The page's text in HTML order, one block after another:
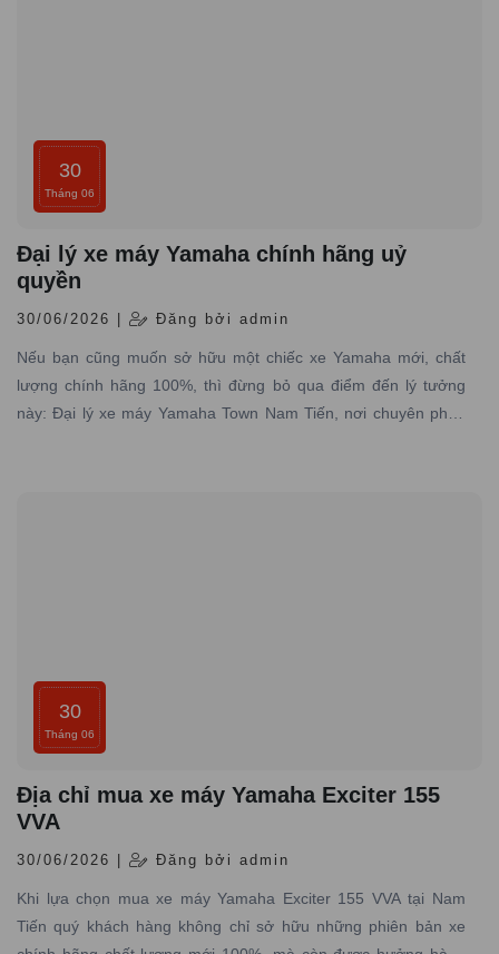
30
Tháng 06
Đại lý xe máy Yamaha chính hãng uỷ
quyền
30/06/2026 | Đăng bởi admin
Nếu bạn cũng muốn sở hữu một chiếc xe Yamaha mới, chất
lượng chính hãng 100%, thì đừng bỏ qua điểm đến lý tưởng
này: Đại lý xe máy Yamaha Town Nam Tiến, nơi chuyên phân
30
Tháng 06
Địa chỉ mua xe máy Yamaha Exciter 155
VVA
30/06/2026 | Đăng bởi admin
Khi lựa chọn mua xe máy Yamaha Exciter 155 VVA tại Nam
Tiến quý khách hàng không chỉ sở hữu những phiên bản xe